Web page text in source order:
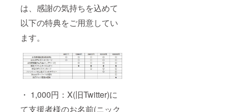
は、感謝の気持ちを込めて
以下の特典をご用意してい
ます。
・ 1,000円：X(旧Twitter)に
て支援者様のお名前(ニック